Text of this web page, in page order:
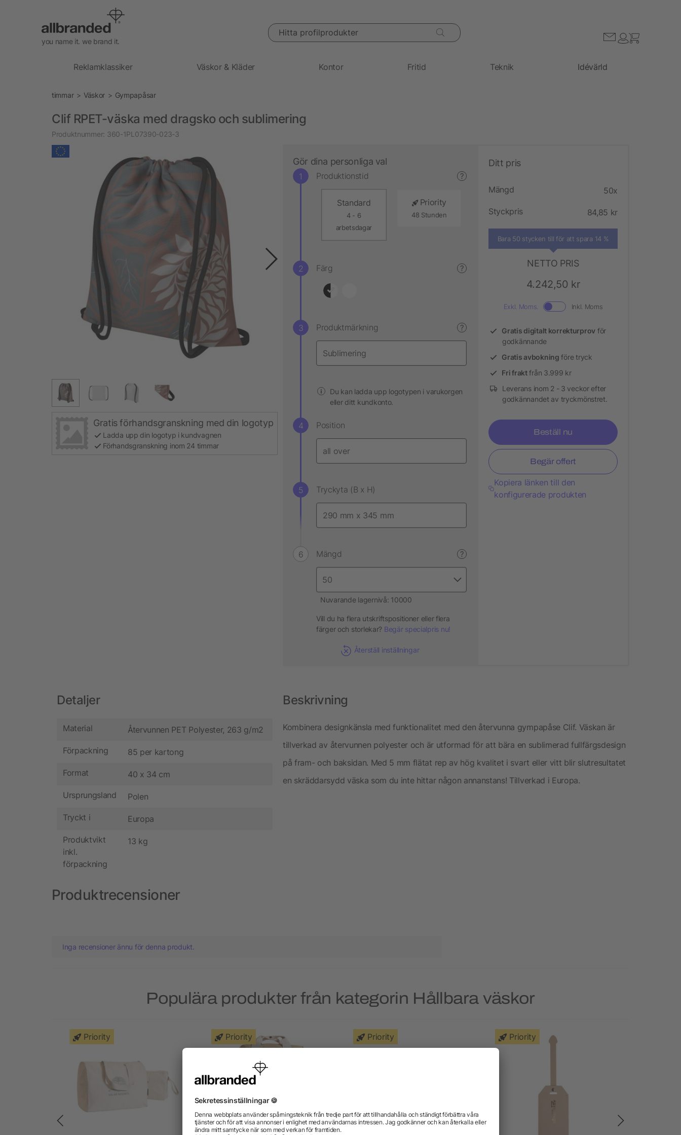
you name it. we brand it.
Hitta profilprodukter
Reklamklassiker Väskor & Kläder Kontor Fritid Teknik Idévärld
timmar Väskor Gympapåsar
Clif RPET-väska med dragsko och sublimering
Produktnummer: 360-1PL07390-023-3
Gratis förhandsgranskning med din logotyp
Ladda upp din logotyp i kundvagnen
Förhandsgranskning inom 24 timmar
Gör dina personliga val
Produktionstid ?
Standard
4 - 6
arbetsdagar
Priority
48 Stunden
Färg ?
Produktmärkning ?
Du kan ladda upp logotypen i varukorgen
eller ditt kundkonto.
Position
Tryckyta (B x H)
Mängd ?
Nuvarande lagernivå: 10000
Vill du ha flera utskriftspositioner eller flera
färger och storlekar? Begär specialpris nu!
Återställ inställningar
Ditt pris
Mängd 50x
Styckpris 84,85 kr
Bara 50 stycken till för att spara 14 %
NETTO PRIS
4.242,50 kr
Exkl. Moms. Inkl. Moms
Gratis digitalt korrekturprov för
godkännande
Gratis avbokning före tryck
Fri fraktfrån 3.999 kr
Leverans inom 2 - 3 veckor efter
godkännandet av tryckmönstret.
Beställ nu
Begär offert
Kopiera länken till den
konfigurerade produkten
Detaljer
Material Återvunnen PET Polyester, 263 g/m2
Förpackning 85 per kartong
Format 40 x 34 cm
Ursprungsland Polen
Tryckt i Europa
Produktvikt
inkl.
förpackning
13 kg
Beskrivning
Kombinera designkänsla med funktionalitet med den återvunna gympapåse Clif. Väskan är
tillverkad av återvunnen polyester och är utformad för att bära en sublimerad fullfärgsdesign
på fram- och baksidan. Med 5 mm flätat rep av hög kvalitet i svart eller vitt blir slutresultatet
en skräddarsydd väska som du inte hittar någon annanstans! Tillverkad i Europa.
Produktrecensioner
Inga recensioner ännu för denna produkt.
Populära produkter från kategorin Hållbara väskor
Priority Priority Priority Priority